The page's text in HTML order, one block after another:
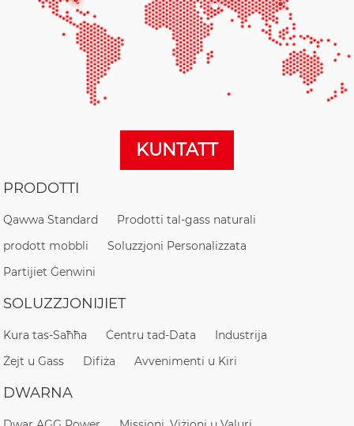
KUNTATT
PRODOTTI
Qawwa Standard
Prodotti tal-gass naturali
prodott mobbli
Soluzzjoni Personalizzata
Partijiet Ġenwini
SOLUZZJONIJIET
Kura tas-Saħħa Ċentru tad-Data
Industrija
Żejt u Gass
Difiża Avvenimenti u Kiri
DWARNA